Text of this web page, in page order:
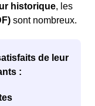
historique, les
sont nombreux.
de leur
: